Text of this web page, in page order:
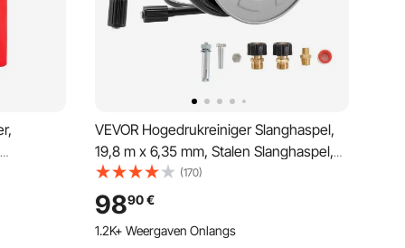
VEVOR Hogedrukreiniger Slanghaspel,
19,8 m x 6,35 mm, Stalen Slanghaspel,
Max. 220 bar, Automatisch Oprollend,
Flexibele Muur-/Vloermontage voor
Autowassen, Tuin, Vloerreiniging
(170)
9890€
1.2K+ Weergaven Onlangs